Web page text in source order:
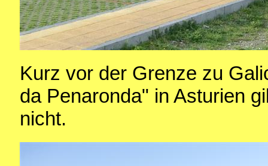
Kurz vor der Grenze zu
da Penaronda" in Asturien
nicht.